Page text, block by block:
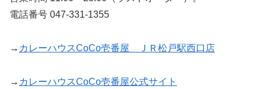
電話番号 047-331-1355
→ カレーハウスCoCo壱番屋 ＪＲ松戸駅西口店
→ カレーハウスCoCo壱番屋公式サイト